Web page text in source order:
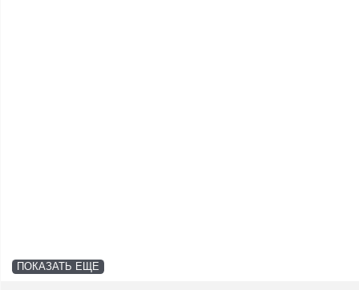
ПОКАЗАТЬ ЕЩЕ